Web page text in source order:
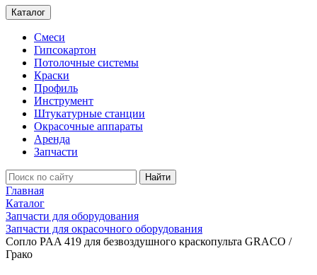
Каталог
Смеси
Гипсокартон
Потолочные системы
Краски
Профиль
Инструмент
Штукатурные станции
Окрасочные аппараты
Аренда
Запчасти
Найти
Главная
Каталог
Запчасти для оборудования
Запчасти для окрасочного оборудования
Сопло PAA 419 для безвоздушного краскопульта GRACO /
Грако